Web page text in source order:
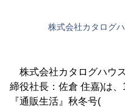
株式会社カタログ
株式会社カタログハウ
締役社長：佐倉 住嘉)は
『通販生活』秋冬号(